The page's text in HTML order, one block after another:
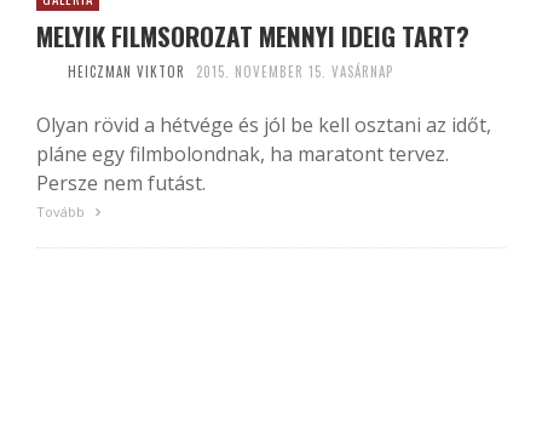
MELYIK FILMSOROZAT MENNYI IDEIG TART?
HEICZMAN VIKTOR 2015. NOVEMBER 15. VASÁRNAP
Olyan rövid a hétvége és jól be kell osztani az időt,
pláne egy filmbolondnak, ha maratont tervez.
Persze nem futást.
Tovább